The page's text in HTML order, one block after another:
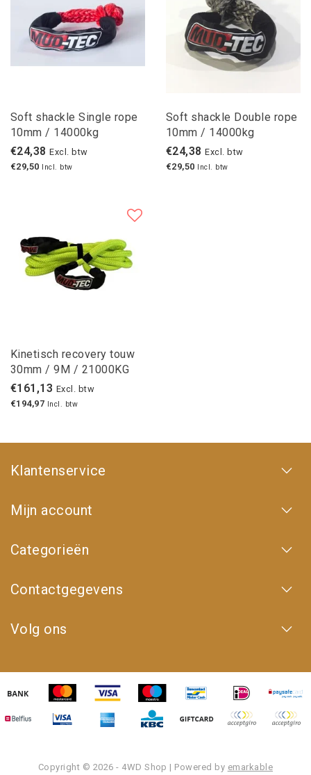
Soft shackle Single rope
10mm / 14000kg
€24,38 Excl. btw
€29,50
Incl. btw
Soft shackle Double rope
10mm / 14000kg
€24,38 Excl. btw
€29,50
Incl. btw
Kinetisch recovery touw
30mm / 9M / 21000KG
30% rek
€161,13 Excl. btw
€194,97
Incl. btw
Klantenservice
Mijn account
Categorieën
Contactgegevens
Volg ons
Copyright © 2026 - 4WD Shop | Powered by emarkable